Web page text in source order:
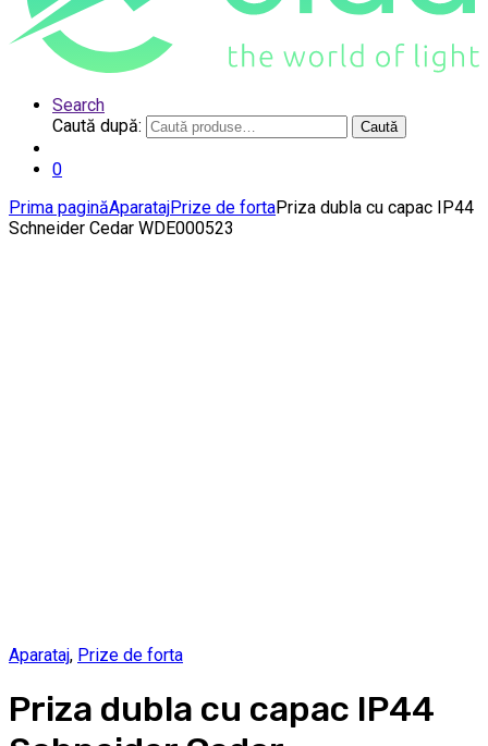
Search
Caută după:
Caută
0
Prima paginăAparatajPrize de fortaPriza dubla cu capac IP44
Schneider Cedar WDE000523
Aparataj, Prize de forta
Priza dubla cu capac IP44